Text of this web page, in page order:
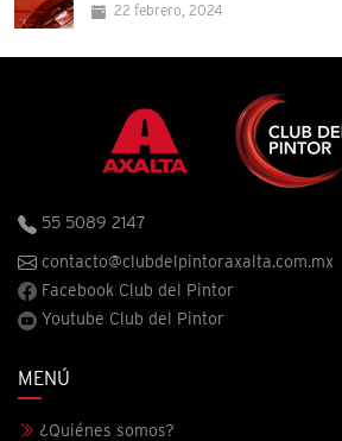
22 febrero, 2024
55 5089 2147
contacto@clubdelpintoraxalta.com.mx
Facebook Club del Pintor
Youtube Club del Pintor
MENÚ
¿Quiénes somos?